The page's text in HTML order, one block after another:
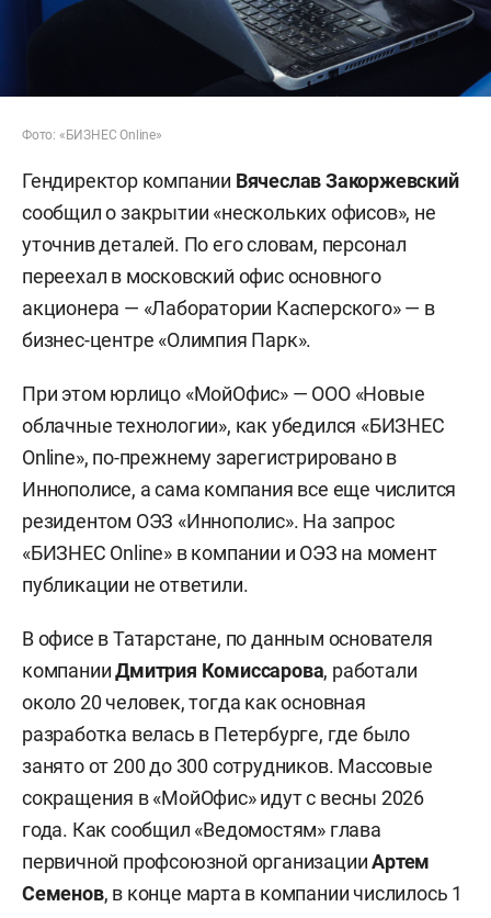
Фото: «БИЗНЕС Online»
Гендиректор компании Вячеслав Закоржевский
сообщил о закрытии «нескольких офисов», не
уточнив деталей. По его словам, персонал
переехал в московский офис основного
акционера — «Лаборатории Касперского» — в
бизнес-центре «Олимпия Парк».
При этом юрлицо «МойОфис» — ООО «Новые
облачные технологии», как убедился «БИЗНЕС
Online», по-прежнему зарегистрировано в
Иннополисе, а сама компания все еще числится
резидентом ОЭЗ «Иннополис». На запрос
«БИЗНЕС Online» в компании и ОЭЗ на момент
публикации не ответили.
В офисе в Татарстане, по данным основателя
компанииДмитрия Комиссарова, работали
около 20 человек, тогда как основная
разработка велась в Петербурге, где было
занято от 200 до 300 сотрудников. Массовые
сокращения в «МойОфис» идут с весны 2026
года. Как сообщил «Ведомостям» глава
первичной профсоюзной организацииАртем
Семенов, в конце марта в компании числилось 1